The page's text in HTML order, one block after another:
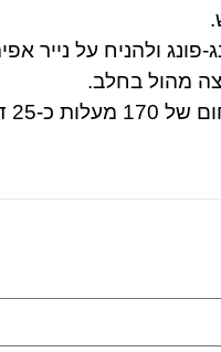
ולהניח על נייר
מהול בחלב.
25 דקות.